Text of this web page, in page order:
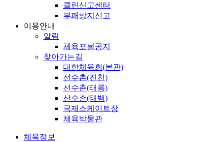
클린신고센터
부패방지신고
이용안내
알림
체육포털공지
찾아가는길
대한체육회(본관)
선수촌(진천)
선수촌(태릉)
선수촌(태백)
국제스케이트장
체육박물관
체육정보